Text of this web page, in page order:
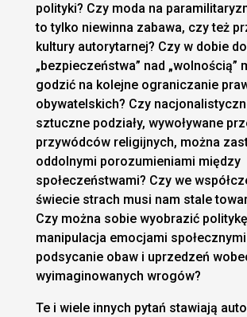
polityki? Czy moda na
to tylko niewinna zabawa, czy też
kultury autorytarnej? Czy w dobie
„bezpieczeństwa” nad „wolnością”
godzić na kolejne ograniczanie
obywatelskich? Czy
sztuczne podziały, wywoływane
przywódców religijnych, można
oddolnymi porozumieniami między
społeczeństwami? Czy we
świecie strach musi nam stale
Czy można sobie wyobrazić
manipulacja emocjami
podsycanie obaw i uprzedzeń
wyimaginowanych wrogów?
Te i wiele innych pytań stawiają